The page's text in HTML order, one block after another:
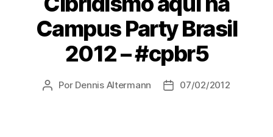
Campus Party Brasil
2012 – #cpbr5
Autor
Por Dennis Altermann
Data07/02/2012